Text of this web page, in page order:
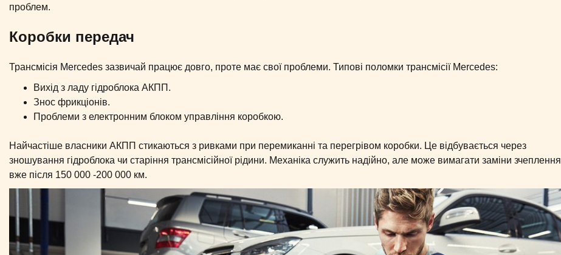
проблем.
Коробки передач
Трансмісія Mercedes зазвичай працює довго, проте має свої проблеми. Типові поломки трансмісії Mercedes:
Вихід з ладу гідроблока АКПП.
Знос фрикціонів.
Проблеми з електронним блоком управління коробкою.
Найчастіше власники АКПП стикаються з ривками при перемиканні та перегрівом коробки. Це відбувається через
зношування гідроблока чи старіння трансмісійної рідини. Механіка служить надійно, але може вимагати заміни зчеплення
вже після 150 000 -200 000 км.